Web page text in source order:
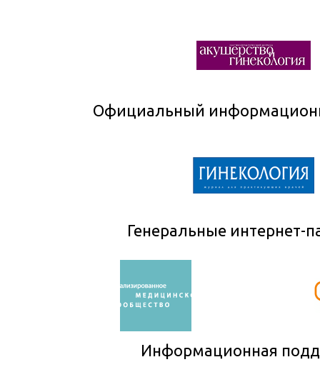
Официальный
Генеральные интернет-
Информационная